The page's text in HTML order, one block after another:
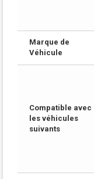
Marque de
Véhicule
Compatible avec
les véhicules
suivants